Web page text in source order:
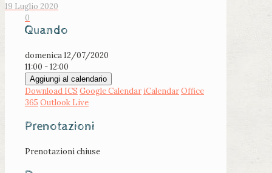
19 Luglio 2020
0
Quando
domenica 12/07/2020
11:00 - 12:00
Aggiungi al calendario
Download ICS Google Calendar iCalendarOffice
365 Outlook Live
Prenotazioni
Prenotazioni chiuse